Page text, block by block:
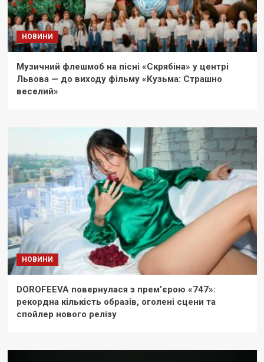
НОВИНИ
Музичний флешмоб на пісні «Скрябіна» у центрі
Львова — до виходу фільму «Кузьма: Страшно
веселий»
НОВИНИ
DOROFEEVA повернулася з прем’єрою «747»:
рекордна кількість образів, оголені сцени та
спойлер нового релізу